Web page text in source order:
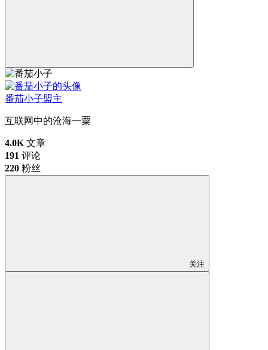
番茄小子盟主
互联网中的沧海一粟
4.0K 文章
191 评论
220 粉丝
关注